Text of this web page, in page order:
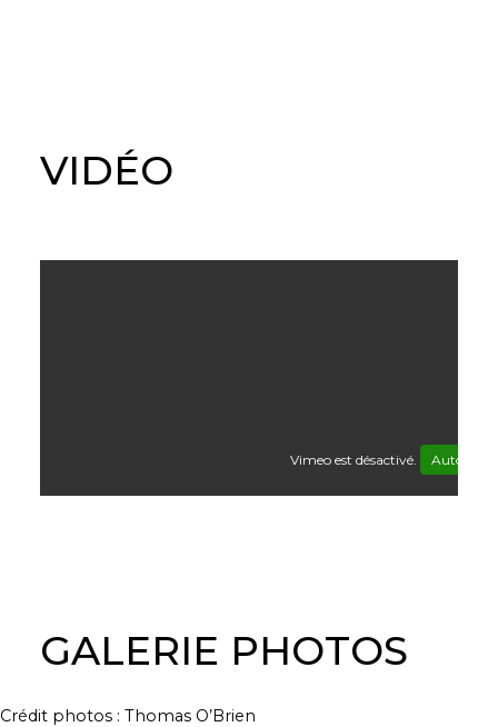
VIDÉO
Vimeo est désactivé. Autoriser
GALERIE PHOTOS
Crédit photos : Thomas O’Brien